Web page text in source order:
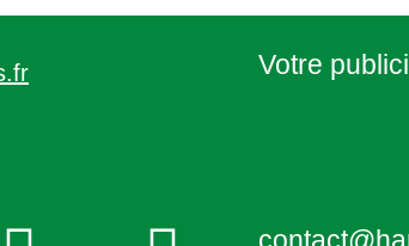
Votre